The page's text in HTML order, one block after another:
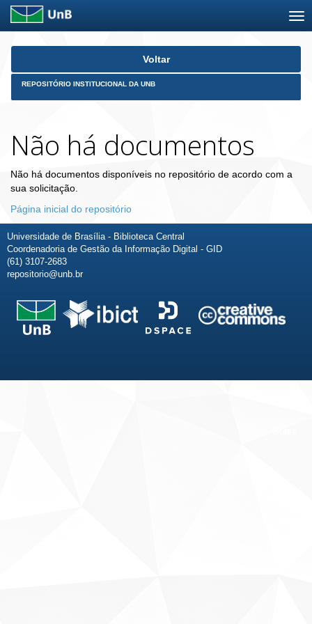
Skip
Voltar
REPOSITÓRIO INSTITUCIONAL DA UNB
Não há documentos
Não há documentos disponíveis no repositório de acordo com a
sua solicitação.
Página inicial do repositório
Universidade de Brasília - Biblioteca Central
Coordenadoria de Gestão da Informação Digital - GID
(61) 3107-2683
repositorio@unb.br